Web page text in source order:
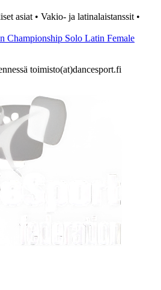
asiat • Vakio- ja latinalaistanssit •
Championship Solo Latin Female
toimisto(at)dancesport.fi